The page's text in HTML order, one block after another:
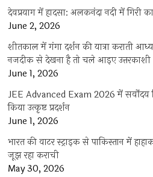
देवप्रयाग में हादसा: अलकनंदा नदी में गिरी
June 2, 2026
शीतकाल में गंगा दर्शन की यात्रा कराती
नजदीक से देखना है तो चले आइए उत्तरकाशी
June 1, 2026
JEE Advanced Exam 2026 में सर्वोदय
किया उत्कृष्ट प्रदर्शन
June 1, 2026
भारत की वाटर स्ट्राइक से पाकिस्तान में
जूझ रहा कराची
May 30, 2026